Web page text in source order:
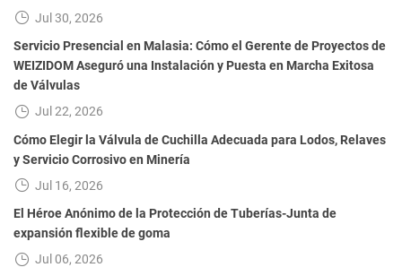
Jul 30, 2026
Servicio Presencial en Malasia: Cómo el Gerente de Proyectos de
WEIZIDOM Aseguró una Instalación y Puesta en Marcha Exitosa
de Válvulas
Jul 22, 2026
Cómo Elegir la Válvula de Cuchilla Adecuada para Lodos, Relaves
y Servicio Corrosivo en Minería
Jul 16, 2026
El Héroe Anónimo de la Protección de Tuberías-Junta de
expansión flexible de goma
Jul 06, 2026